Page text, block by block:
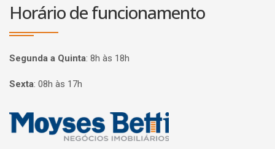
Horário de funcionamento
Segunda a Quinta: 8h às 18h
Sexta: 08h às 17h
Página inicial